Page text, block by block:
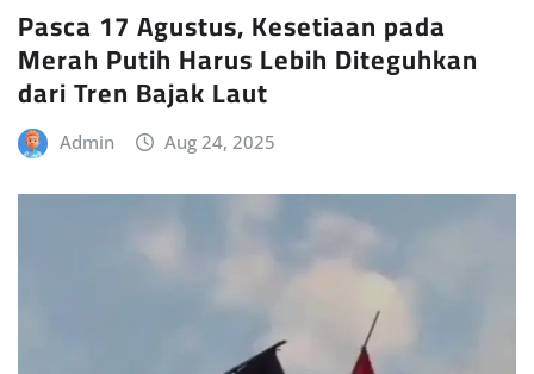
Pasca 17 Agustus, Kesetiaan pada
Merah Putih Harus Lebih Diteguhkan
dari Tren Bajak Laut
Admin Aug 24, 2025